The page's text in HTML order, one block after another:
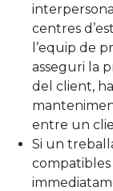
centres
l’equip de
asseguri la
del client,
entre un
Si un
compatibles